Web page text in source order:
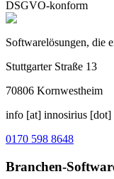
DSGVO-konform
Softwarelösungen, die
Stuttgarter Straße 13
70806 Kornwestheim
info [at] innosirius [dot]
0170 598 8648
Branchen-